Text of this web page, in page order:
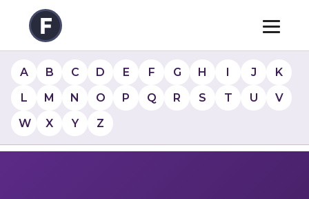
A B C D E F G H I J
K
L
M N O P Q R S T U
V
W
X Y Z